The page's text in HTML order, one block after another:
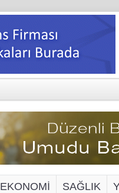
EKONOMİ SAĞLIK